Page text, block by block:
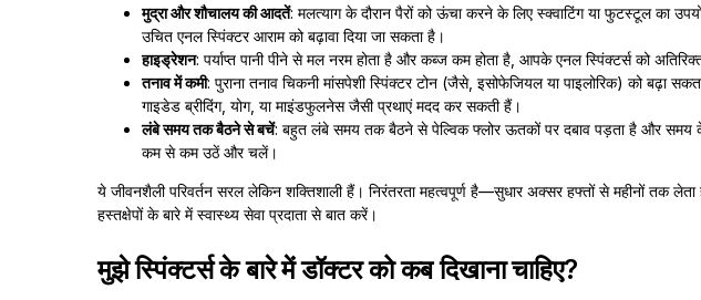
मुद्रा और शौचालय की आदतें: मलत्याग के दौरान पैरों को ऊंचा करने के लिए स्क्वाटिंग या फुटस्टूल का
उचित एनल स्पिंक्टर आराम को बढ़ावा दिया जा सकता है।
हाइड्रेशन: पर्याप्त पानी पीने से मल नरम होता है और कब्ज कम होता है, आपके एनल स्पिंक्टर्स को
तनाव में कमी: पुराना तनाव चिकनी मांसपेशी स्पिंक्टर टोन (जैसे, इसोफेजियल या पाइलोरिक) को बढ़ा
गाइडेड ब्रीदिंग, योग, या माइंडफुलनेस जैसी प्रथाएं मदद कर सकती हैं।
लंबे समय तक बैठने से बचें: बहुत लंबे समय तक बैठने से पेल्विक फ्लोर ऊतकों पर दबाव पड़ता है और समय
कम से कम उठें और चलें।
ये जीवनशैली परिवर्तन सरल लेकिन शक्तिशाली हैं। निरंतरता महत्वपूर्ण है—सुधार अक्सर हफ्तों से महीनों तक
हस्तक्षेपों के बारे में स्वास्थ्य सेवा प्रदाता से बात करें।
मुझे स्पिंक्टर्स के बारे में डॉक्टर को कब दिखाना चाहिए?